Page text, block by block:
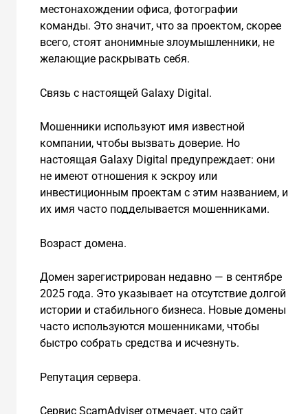
местонахождении офиса, фотографии
команды. Это значит, что за проектом, скорее
всего, стоят анонимные злоумышленники, не
желающие раскрывать себя.
Связь с настоящей Galaxy Digital.
Мошенники используют имя известной
компании, чтобы вызвать доверие. Но
настоящая Galaxy Digital предупреждает: они
не имеют отношения к эскроу или
инвестиционным проектам с этим названием, и
их имя часто подделывается мошенниками.
Возраст домена.
Домен зарегистрирован недавно — в сентябре
2025 года. Это указывает на отсутствие долгой
истории и стабильного бизнеса. Новые домены
часто используются мошенниками, чтобы
быстро собрать средства и исчезнуть.
Репутация сервера.
Сервис ScamAdviser отмечает, что сайт